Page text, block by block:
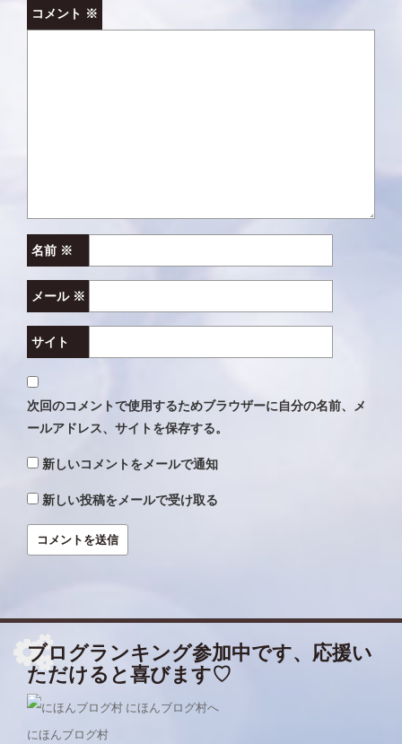
シ
コメント ※
名前 ※
メール ※
サイト
次回のコメントで使用するためブラウザーに自分の名前、メ
ールアドレス、サイトを保存する。
新しいコメントをメールで通知
新しい投稿をメールで受け取る
ブログランキング参加中です、応援い
ただけると喜びます♡
にほんブログ村